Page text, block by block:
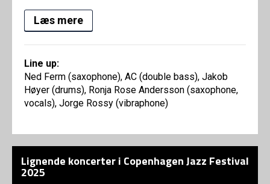
Læs mere
Line up:
Ned Ferm (saxophone), AC (double bass), Jakob
Høyer (drums), Ronja Rose Andersson (saxophone,
vocals), Jorge Rossy (vibraphone)
Lignende koncerter i Copenhagen Jazz Festival
2025